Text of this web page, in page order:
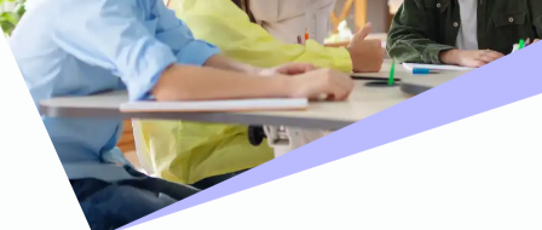
Wohnungsschutzbrief
Zur
Produktübersicht
Gewässerschadenhaftpflicht
Zur
Produktübersicht
Zur
Produktübersicht
Reisehaftpflichtversicherung
Reiserücktrittsversicherung
Zur
Produktübersicht
Produktübersicht
Produktübersicht
Montageversicherung
Zur
Produktübersicht
Gruppenunfall für
Betriebe
Gruppenunfall für
Vereine
Kunstversicherung
Ausstellungsversicherung
Valorenversicherung